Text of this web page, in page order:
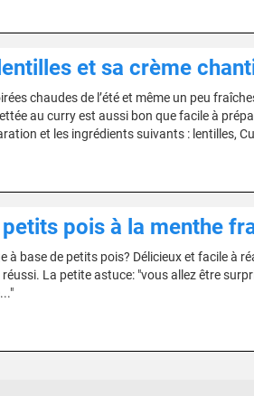
et sa crème
chaudes de l’été et même un peu
au curry est aussi bon que facile à
et les ingrédients suivants : lentilles,
pois à la menthe
à base de petits pois? Délicieux et facile à
La petite astuce: "vous allez être